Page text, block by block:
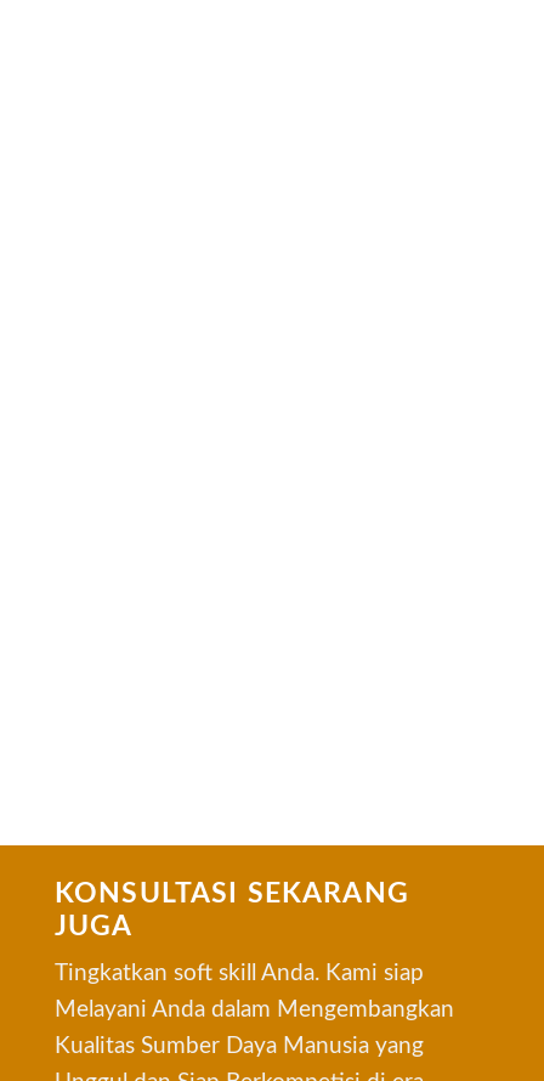
KONSULTASI SEKARANG
JUGA
Tingkatkan soft skill Anda. Kami siap
Melayani Anda dalam Mengembangkan
Kualitas Sumber Daya Manusia yang